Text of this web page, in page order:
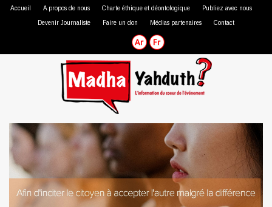
Accueil A propos de nous Charte éthique et déontologique Publiez avec nous
Devenir Journaliste Faire un don Médias partenaires Contact